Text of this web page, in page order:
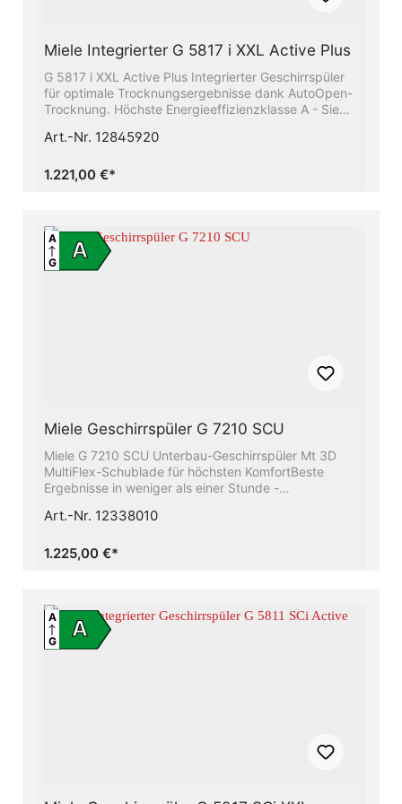
Miele Integrierter G 5817 i XXL Active Plus
G 5817 i XXL Active Plus Integrierter Geschirrspüler
für optimale Trocknungsergebnisse dank AutoOpen-
Trocknung. Höchste Energieeffizienzklasse A - Sie
Ergebnisse in weniger als einer Stunde -
MultiFlex-Schublade mit mehr Platz für Ihr
WarmwasseranschlussesFlexible Korbgestaltung,
abgestimmt auf Ihren Alltag - Comfort Körbe
Art.-Nr. 12845920
1.221,00 €*
A
A
G
Miele Geschirrspüler G 7210 SCU
Miele G 7210 SCU Unterbau-Geschirrspüler Mt 3D
MultiFlex-Schublade für höchsten KomfortBeste
Ergebnisse in weniger als einer Stunde -
AutoOpen-TrocknungFrischwasserspüler - ab 6.0 l
leichtes Türöffnen und -schließen −
Art.-Nr. 12338010
1.225,00 €*
A
A
G